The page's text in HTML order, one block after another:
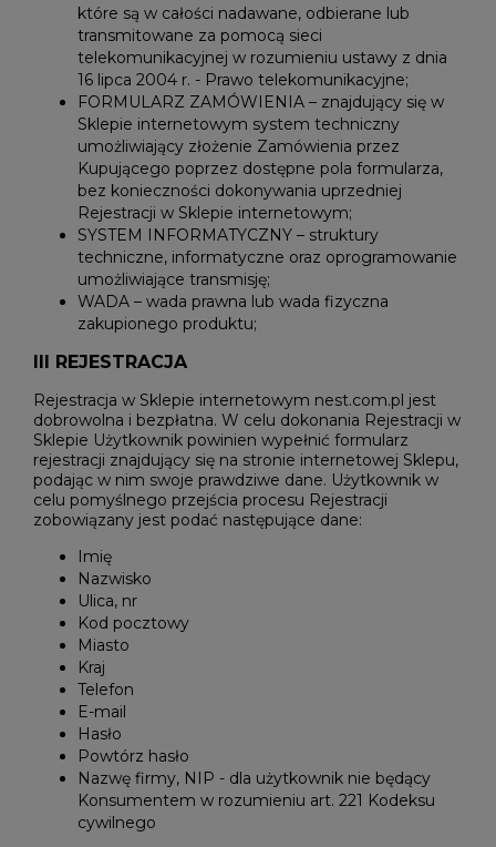
które są w całości nadawane, odbierane lub
transmitowane za pomocą sieci
telekomunikacyjnej w rozumieniu ustawy z dnia
16 lipca 2004 r. - Prawo telekomunikacyjne;
FORMULARZ ZAMÓWIENIA – znajdujący się w
Sklepie internetowym system techniczny
umożliwiający złożenie Zamówienia przez
Kupującego poprzez dostępne pola formularza,
bez konieczności dokonywania uprzedniej
Rejestracji w Sklepie internetowym;
SYSTEM INFORMATYCZNY – struktury
techniczne, informatyczne oraz oprogramowanie
umożliwiające transmisję;
WADA – wada prawna lub wada fizyczna
zakupionego produktu;
III REJESTRACJA
Rejestracja w Sklepie internetowym nest.com.pl jest
dobrowolna i bezpłatna. W celu dokonania Rejestracji w
Sklepie Użytkownik powinien wypełnić formularz
rejestracji znajdujący się na stronie internetowej Sklepu,
podając w nim swoje prawdziwe dane. Użytkownik w
celu pomyślnego przejścia procesu Rejestracji
zobowiązany jest podać następujące dane:
Imię
Nazwisko
Ulica, nr
Kod pocztowy
Miasto
Kraj
Telefon
E-mail
Hasło
Powtórz hasło
Nazwę firmy, NIP - dla użytkownik nie będący
Konsumentem w rozumieniu art. 221 Kodeksu
cywilnego